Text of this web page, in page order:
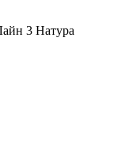
3 Натура